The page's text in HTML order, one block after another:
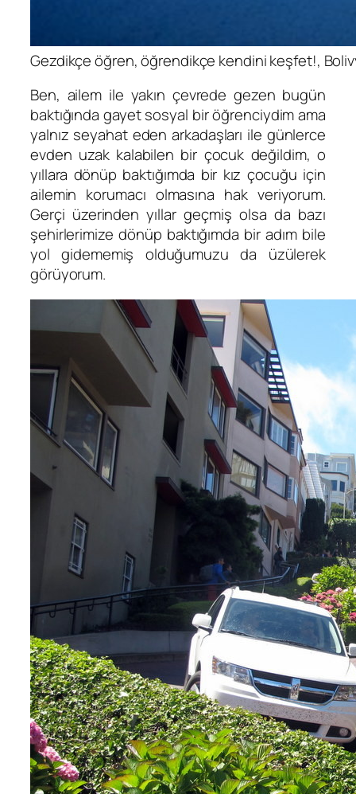
Gezdikçe öğren, öğrendikçe kendini keşfet!,
Ben, ailem ile yakın çevrede gezen bugün
baktığında gayet sosyal bir öğrenciydim ama
yalnız seyahat eden arkadaşları ile günlerce
evden uzak kalabilen bir çocuk değildim, o
yıllara dönüp baktığımda bir kız çocuğu için
ailemin korumacı olmasına hak veriyorum.
Gerçi üzerinden yıllar geçmiş olsa da bazı
şehirlerimize dönüp baktığımda bir adım bile
yol gidememiş olduğumuzu da üzülerek
görüyorum.